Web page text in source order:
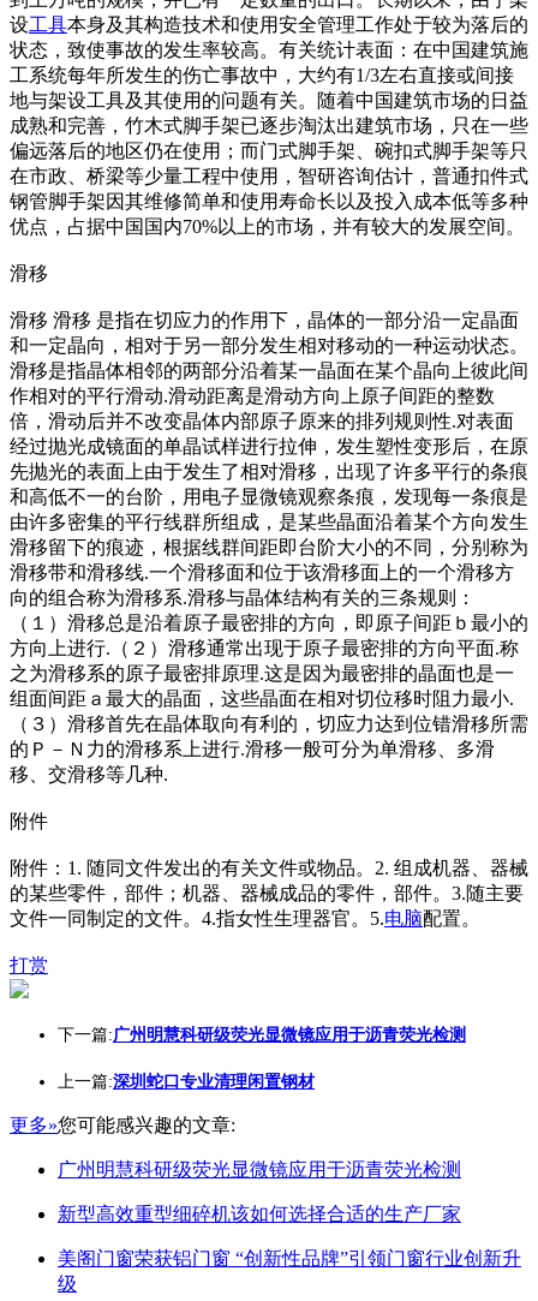
设工具本身及其构造技术和使用安全管理工作处于较为落后的
状态，致使事故的发生率较高。有关统计表面：在中国建筑施
工系统每年所发生的伤亡事故中，大约有1/3左右直接或间接
地与架设工具及其使用的问题有关。随着中国建筑市场的日益
成熟和完善，竹木式脚手架已逐步淘汰出建筑市场，只在一些
偏远落后的地区仍在使用；而门式脚手架、碗扣式脚手架等只
在市政、桥梁等少量工程中使用，智研咨询估计，普通扣件式
钢管脚手架因其维修简单和使用寿命长以及投入成本低等多种
优点，占据中国国内70%以上的市场，并有较大的发展空间。
滑移
滑移 滑移 是指在切应力的作用下，晶体的一部分沿一定晶面
和一定晶向，相对于另一部分发生相对移动的一种运动状态。
滑移是指晶体相邻的两部分沿着某一晶面在某个晶向上彼此间
作相对的平行滑动.滑动距离是滑动方向上原子间距的整数
倍，滑动后并不改变晶体内部原子原来的排列规则性.对表面
经过抛光成镜面的单晶试样进行拉伸，发生塑性变形后，在原
先抛光的表面上由于发生了相对滑移，出现了许多平行的条痕
和高低不一的台阶，用电子显微镜观察条痕，发现每一条痕是
由许多密集的平行线群所组成，是某些晶面沿着某个方向发生
滑移留下的痕迹，根据线群间距即台阶大小的不同，分别称为
滑移带和滑移线.一个滑移面和位于该滑移面上的一个滑移方
向的组合称为滑移系.滑移与晶体结构有关的三条规则：
（１）滑移总是沿着原子最密排的方向，即原子间距ｂ最小的
方向上进行.（２）滑移通常出现于原子最密排的方向平面.称
之为滑移系的原子最密排原理.这是因为最密排的晶面也是一
组面间距ａ最大的晶面，这些晶面在相对切位移时阻力最小.
（３）滑移首先在晶体取向有利的，切应力达到位错滑移所需
的Ｐ－Ｎ力的滑移系上进行.滑移一般可分为单滑移、多滑
移、交滑移等几种.
附件
附件：1. 随同文件发出的有关文件或物品。2. 组成机器、器械
的某些零件，部件；机器、器械成品的零件，部件。3.随主要
文件一同制定的文件。4.指女性生理器官。5.电脑配置。
打赏
下一篇:广州明慧科研级荧光显微镜应用于沥青荧光检测
上一篇:深圳蛇口专业清理闲置钢材
更多»您可能感兴趣的文章:
广州明慧科研级荧光显微镜应用于沥青荧光检测
新型高效重型细碎机该如何选择合适的生产厂家
美阁门窗荣获铝门窗 “创新性品牌”引领门窗行业创新升
级